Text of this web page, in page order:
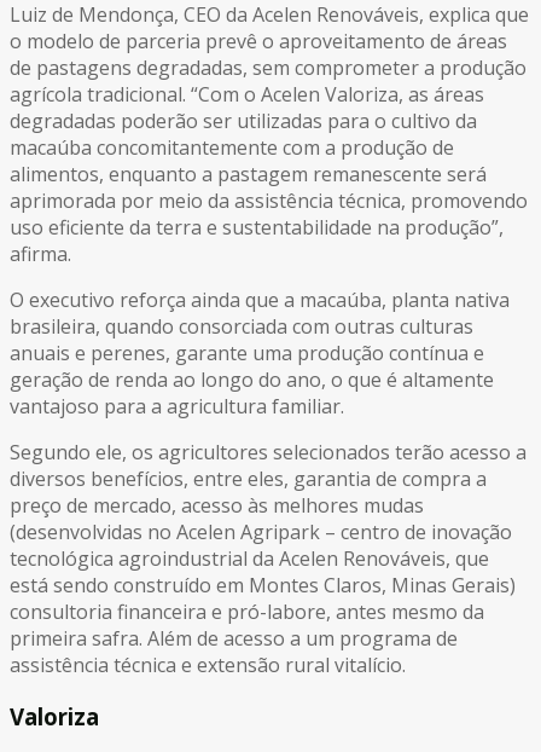
Luiz de Mendonça, CEO da Acelen Renováveis, explica que
o modelo de parceria prevê o aproveitamento de áreas
de pastagens degradadas, sem comprometer a produção
agrícola tradicional. “Com o Acelen Valoriza, as áreas
degradadas poderão ser utilizadas para o cultivo da
macaúba concomitantemente com a produção de
alimentos, enquanto a pastagem remanescente será
aprimorada por meio da assistência técnica, promovendo
uso eficiente da terra e sustentabilidade na produção”,
afirma.
O executivo reforça ainda que a macaúba, planta nativa
brasileira, quando consorciada com outras culturas
anuais e perenes, garante uma produção contínua e
geração de renda ao longo do ano, o que é altamente
vantajoso para a agricultura familiar.
Segundo ele, os agricultores selecionados terão acesso a
diversos benefícios, entre eles, garantia de compra a
preço de mercado, acesso às melhores mudas
(desenvolvidas no Acelen Agripark – centro de inovação
tecnológica agroindustrial da Acelen Renováveis, que
está sendo construído em Montes Claros, Minas Gerais)
consultoria financeira e pró-labore, antes mesmo da
primeira safra. Além de acesso a um programa de
assistência técnica e extensão rural vitalício.
Valoriza